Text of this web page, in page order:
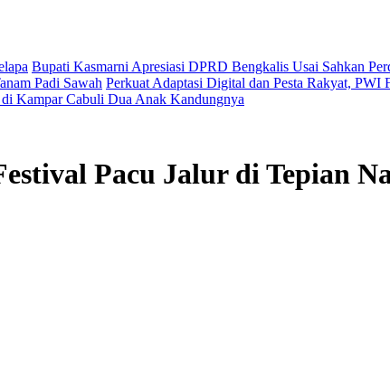
Bupati Kasmarni Apresiasi DPRD Bengkalis Usai Sahkan
Padi Sawah Perkuat Adaptasi Digital dan Pesta Rakyat, PWI
Kampar Cabuli Dua Anak Kandungnya
Pacu Jalur di Tepian